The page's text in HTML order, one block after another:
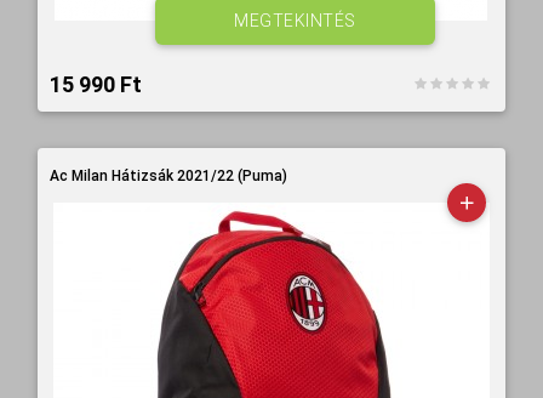
15 990 Ft‎
MEGTEKINTÉS
Ac Milan Hátizsák 2021/22 (Puma)